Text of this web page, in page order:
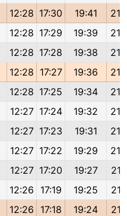
12:28 17:30 19:41
12:28 17:29 19:39
12:28 17:28 19:38
12:28 17:27 19:36
12:28 17:25 19:34
12:27 17:24 19:32
12:27 17:23 19:31
12:27 17:22 19:29
12:27 17:20 19:27
12:26 17:19 19:25
12:26 17:18 19:24